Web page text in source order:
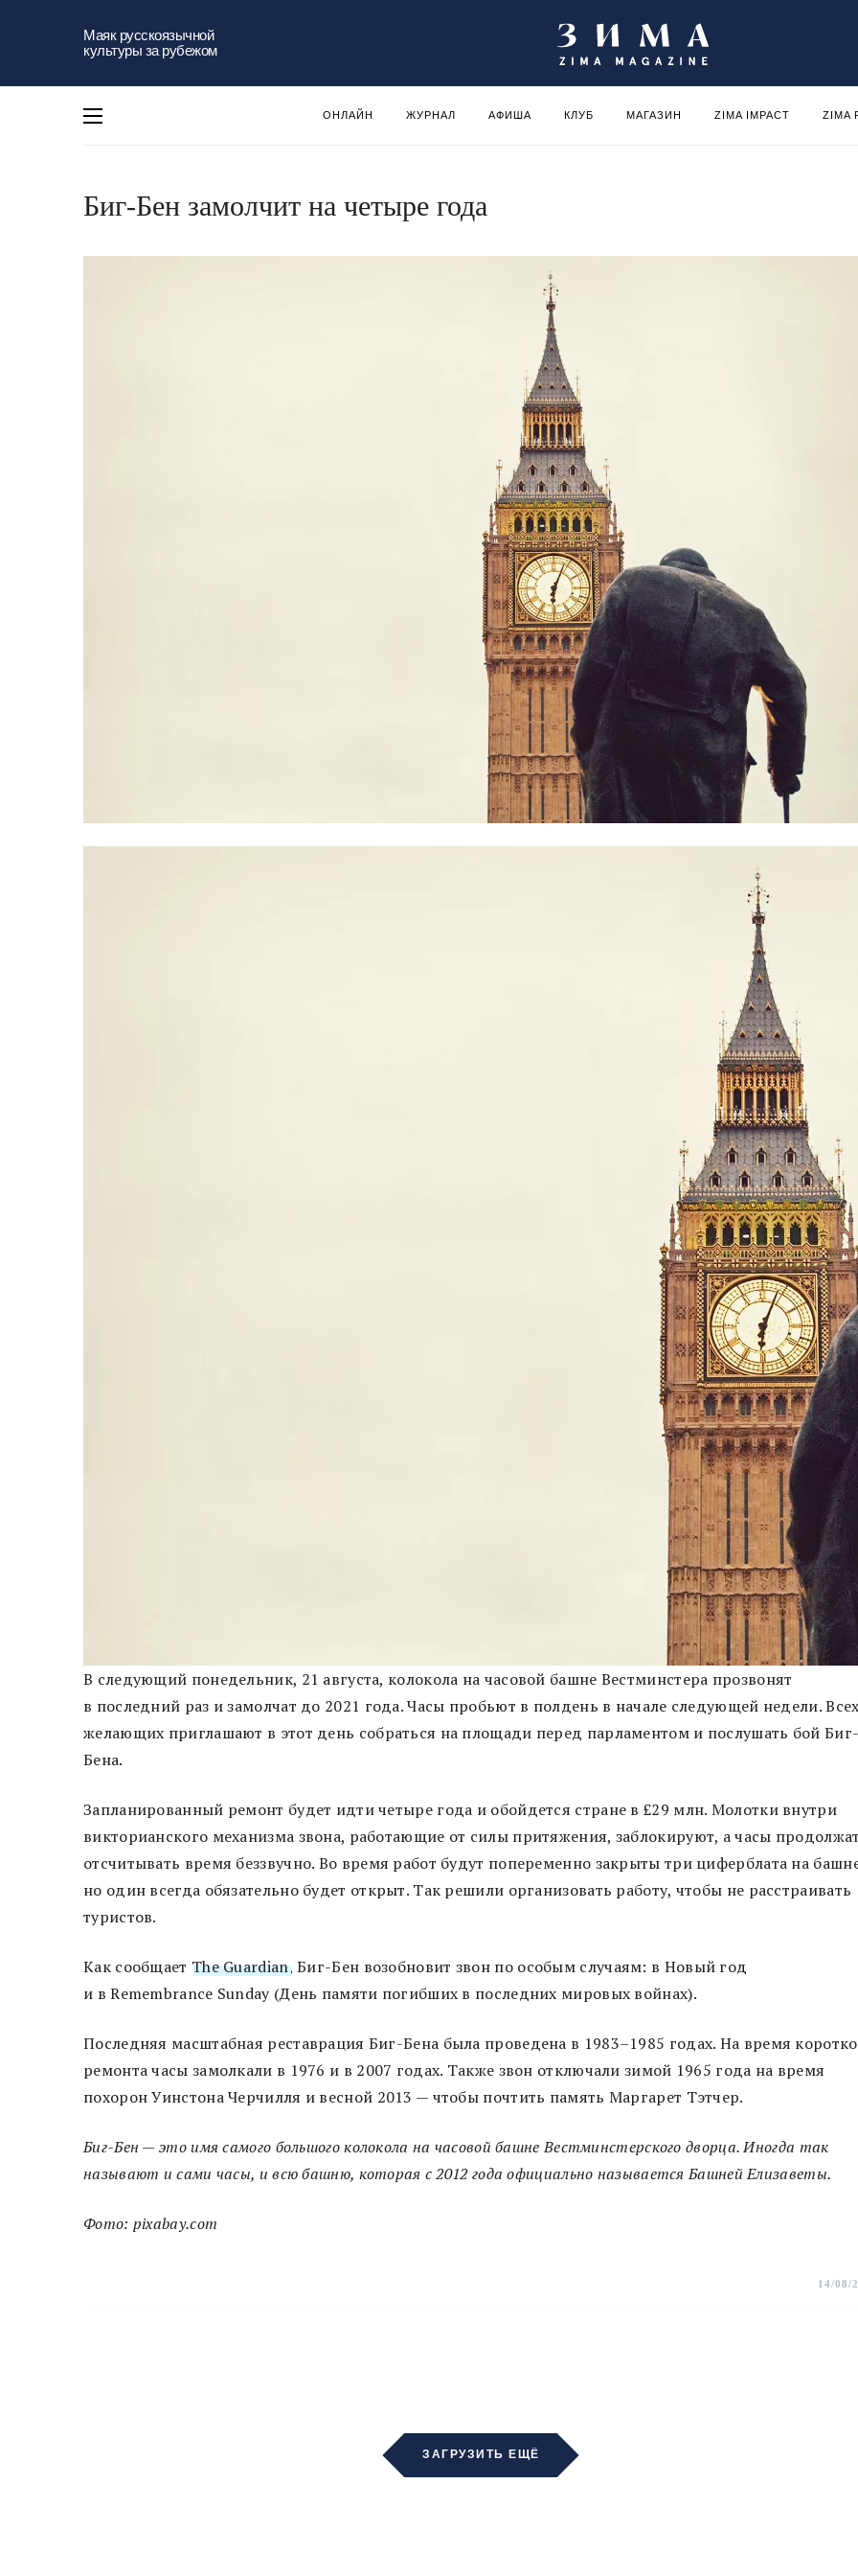
Маяк русскоязычной
культуры за рубежом
ОНЛАЙН ЖУРНАЛ АФИША КЛУБ МАГАЗИН ZIMA IMPACT ZIMA
Биг-Бен замолчит на четыре года
В следующий понедельник, 21 августа, колокола на часовой башне Вестминстера прозвонят
в последний раз и замолчат до 2021 года. Часы пробьют в полдень в начале следующей недели.
желающих приглашают в этот день собраться на площади перед парламентом и послушать бой
Бена.
Запланированный ремонт будет идти четыре года и обойдется стране в £29 млн. Молотки внутри
викторианского механизма звона, работающие от силы притяжения, заблокируют, а часы
отсчитывать время беззвучно. Во время работ будут попеременно закрыты три циферблата на
но один всегда обязательно будет открыт. Так решили организовать работу, чтобы не расстраивать
туристов.
Как сообщает The Guardian, Биг-Бен возобновит звон по особым случаям: в Новый год
и в Remembrance Sunday (День памяти погибших в последних мировых войнах).
Последняя масштабная реставрация Биг-Бена была проведена в 1983–1985 годах. На время
ремонта часы замолкали в 1976 и в 2007 годах. Также звон отключали зимой 1965 года на время
похорон Уинстона Черчилля и весной 2013 — чтобы почтить память Маргарет Тэтчер.
Биг-Бен — это имя самого большого колокола на часовой башне Вестминстерского дворца. Иногда так
называют и сами часы, и всю башню, которая с 2012 года официально называется Башней Елизаветы.
Фото: pixabay.com
14/08/
ЗАГРУЗИТЬ ЕЩЁ